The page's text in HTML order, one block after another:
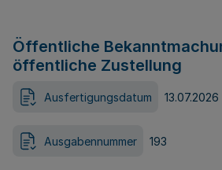
Öffentliche
öffentliche Zustellung
Ausfertigungsdatum 13.07.2026
Ausgabennummer 193